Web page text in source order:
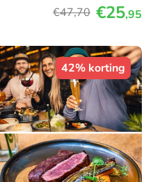
€47,70 €25,95
42% korting